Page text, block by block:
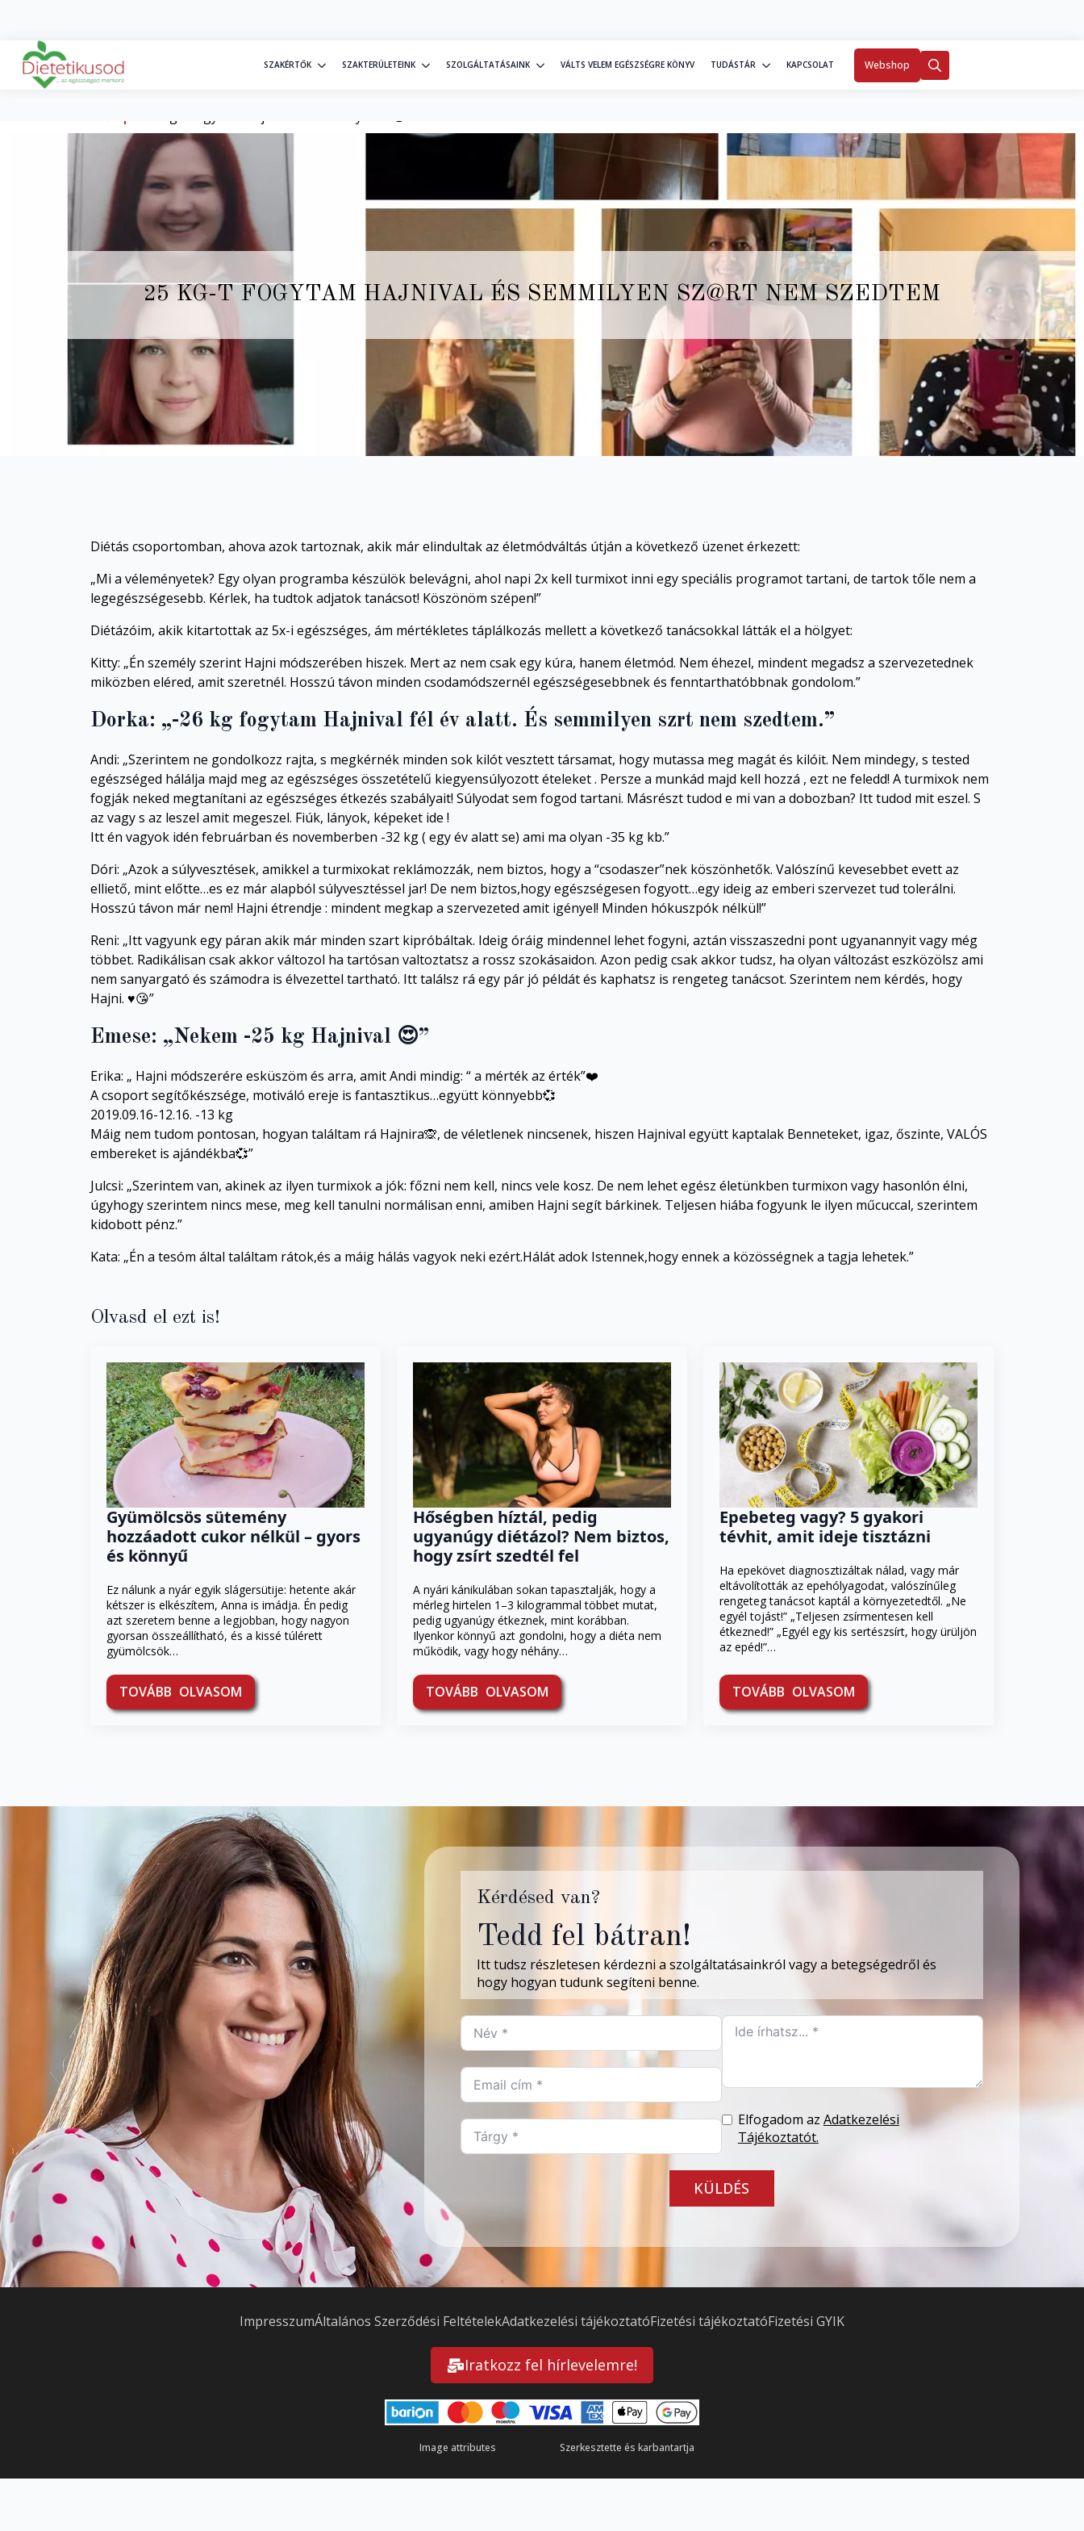
SZAKÉRTŐK SZAKTERÜLETEINK SZOLGÁLTATÁSAINK VÁLTS VELEM EGÉSZSÉGRE KÖNYV TUDÁSTÁR KAPCSOLAT Webshop
25 KG-T FOGYTAM HAJNIVAL ÉS SEMMILYEN SZ@RT NEM SZEDTEM
Diétás csoportomban, ahova azok tartoznak, akik már elindultak az életmódváltás útján a következő üzenet érkezett:
„Mi a véleményetek? Egy olyan programba készülök belevágni, ahol napi 2x kell turmixot inni egy speciális programot tartani, de tartok tőle nem a
legegészségesebb. Kérlek, ha tudtok adjatok tanácsot! Köszönöm szépen!”
Diétázóim, akik kitartottak az 5x-i egészséges, ám mértékletes táplálkozás mellett a következő tanácsokkal látták el a hölgyet:
Kitty: „Én személy szerint Hajni módszerében hiszek. Mert az nem csak egy kúra, hanem életmód. Nem éhezel, mindent megadsz a szervezetednek
miközben eléred, amit szeretnél. Hosszú távon minden csodamódszernél egészségesebbnek és fenntarthatóbbnak gondolom.”
Dorka: „-26 kg fogytam Hajnival fél év alatt. És semmilyen szrt nem szedtem.”
Andi: „Szerintem ne gondolkozz rajta, s megkérnék minden sok kilót vesztett társamat, hogy mutassa meg magát és kilóit. Nem mindegy, s tested
egészséged hálálja majd meg az egészséges összetételű kiegyensúlyozott ételeket . Persze a munkád majd kell hozzá , ezt ne feledd! A turmixok nem
fogják neked megtanítani az egészséges étkezés szabályait! Súlyodat sem fogod tartani. Másrészt tudod e mi van a dobozban? Itt tudod mit eszel. S
az vagy s az leszel amit megeszel. Fiúk, lányok, képeket ide !
Itt én vagyok idén februárban és novemberben -32 kg ( egy év alatt se) ami ma olyan -35 kg kb.”
Dóri: „Azok a súlyvesztések, amikkel a turmixokat reklámozzák, nem biztos, hogy a “csodaszer”nek köszönhetők. Valószínű kevesebbet evett az
elliető, mint előtte…es ez már alapból súlyvesztéssel jar! De nem biztos,hogy egészségesen fogyott…egy ideig az emberi szervezet tud tolerálni.
Hosszú távon már nem! Hajni étrendje : mindent megkap a szervezeted amit igényel! Minden hókuszpók nélkül!”
Reni: „Itt vagyunk egy páran akik már minden szart kipróbáltak. Ideig óráig mindennel lehet fogyni, aztán visszaszedni pont ugyanannyit vagy még
többet. Radikálisan csak akkor változol ha tartósan valtoztatsz a rossz szokásaidon. Azon pedig csak akkor tudsz, ha olyan változást eszközölsz ami
nem sanyargató és számodra is élvezettel tartható. Itt találsz rá egy pár jó példát és kaphatsz is rengeteg tanácsot. Szerintem nem kérdés, hogy
Hajni. ♥️😘”
Emese: „Nekem -25 kg Hajnival 😍”
Erika: „ Hajni módszerére esküszöm és arra, amit Andi mindig: “ a mérték az érték”❤️
A csoport segítőkészsége, motiváló ereje is fantasztikus…együtt könnyebb💞
2019.09.16-12.16. -13 kg
Máig nem tudom pontosan, hogyan találtam rá Hajnira🙊, de véletlenek nincsenek, hiszen Hajnival együtt kaptalak Benneteket, igaz, őszinte, VALÓS
embereket is ajándékba💞”
Julcsi: „Szerintem van, akinek az ilyen turmixok a jók: főzni nem kell, nincs vele kosz. De nem lehet egész életünkben turmixon vagy hasonlón élni,
úgyhogy szerintem nincs mese, meg kell tanulni normálisan enni, amiben Hajni segít bárkinek. Teljesen hiába fogyunk le ilyen műcuccal, szerintem
kidobott pénz.”
Kata: „Én a tesóm által találtam rátok,és a máig hálás vagyok neki ezért.Hálát adok Istennek,hogy ennek a közösségnek a tagja lehetek.”
Olvasd el ezt is!
Gyümölcsös sütemény
hozzáadott cukor nélkül – gyors
és könnyű
Ez nálunk a nyár egyik slágersütije: hetente akár
kétszer is elkészítem, Anna is imádja. Én pedig
azt szeretem benne a legjobban, hogy nagyon
gyorsan összeállítható, és a kissé túlérett
gyümölcsök…
TOVÁBB OLVASOM
Hőségben híztál, pedig
ugyanúgy diétázol? Nem biztos,
hogy zsírt szedtél fel
A nyári kánikulában sokan tapasztalják, hogy a
mérleg hirtelen 1–3 kilogrammal többet mutat,
pedig ugyanúgy étkeznek, mint korábban.
Ilyenkor könnyű azt gondolni, hogy a diéta nem
működik, vagy hogy néhány…
TOVÁBB OLVASOM
Epebeteg vagy? 5 gyakori
tévhit, amit ideje tisztázni
Ha epekövet diagnosztizáltak nálad, vagy már
eltávolították az epehólyagodat, valószínűleg
rengeteg tanácsot kaptál a környezetedtől. „Ne
egyél tojást!” „Teljesen zsírmentesen kell
étkezned!” „Egyél egy kis sertészsírt, hogy ürüljön
az epéd!”…
TOVÁBB OLVASOM
Kérdésed van?
Tedd fel bátran!
Itt tudsz részletesen kérdezni a szolgáltatásainkról vagy a betegségedről és
hogy hogyan tudunk segíteni benne.
Elfogadom az Adatkezelési
Tájékoztatót.
KÜLDÉS
ImpresszumÁltalános Szerződési FeltételekAdatkezelési tájékoztatóFizetési tájékoztatóFizetési GYIK
Iratkozz fel hírlevelemre!
Image attributes Szerkesztette és karbantartja